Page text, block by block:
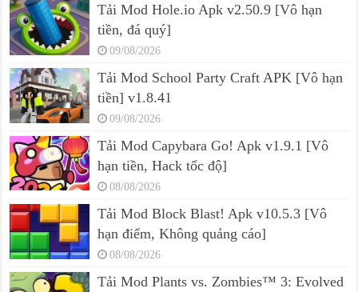
Tải Mod Hole.io Apk v2.50.9 [Vô hạn
tiền, đá quý]
09/08/2026
Tải Mod School Party Craft APK [Vô hạn
tiền] v1.8.41
09/08/2026
Tải Mod Capybara Go! Apk v1.9.1 [Vô
hạn tiền, Hack tốc độ]
08/08/2026
Tải Mod Block Blast! Apk v10.5.3 [Vô
hạn điểm, Không quảng cáo]
08/08/2026
Tải Mod Plants vs. Zombies™ 3: Evolved